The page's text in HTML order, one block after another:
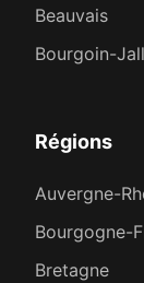
Beauvais
Bourgoin-
Régions
Auvergne-
Bourgogne-
Bretagne